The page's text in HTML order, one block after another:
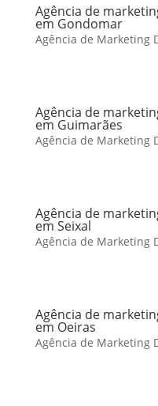
Agência de
em Gondomar
Agência de Marketing
Agência de
em Guimarães
Agência de Marketing
Agência de
em Seixal
Agência de Marketing
Agência de
em Oeiras
Agência de Marketing